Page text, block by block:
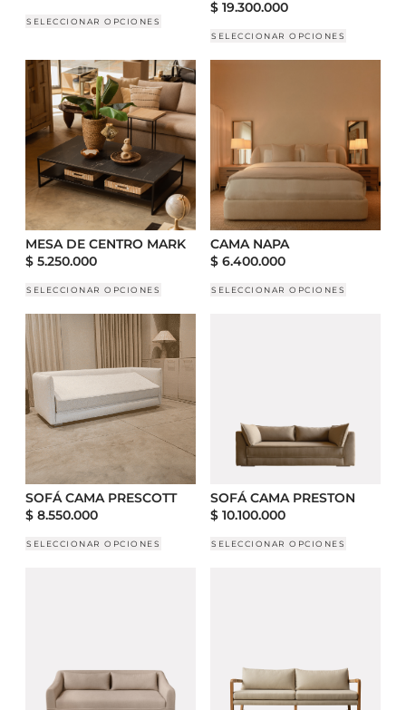
SELECCIONAR OPCIONES
$ 19.300.000
SELECCIONAR OPCIONES
MESA DE CENTRO MARK
$ 5.250.000
SELECCIONAR OPCIONES
CAMA NAPA
$ 6.400.000
SELECCIONAR OPCIONES
SOFÁ CAMA PRESCOTT
$ 8.550.000
SELECCIONAR OPCIONES
SOFÁ CAMA PRESTON
$ 10.100.000
SELECCIONAR OPCIONES